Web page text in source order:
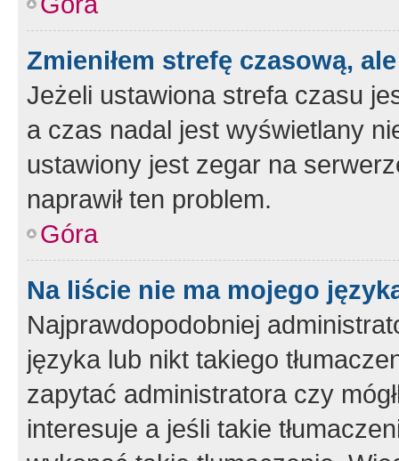
Zmieniłem strefę czasową,
Jeżeli ustawiona strefa czasu
a czas nadal jest wyświetlany
ustawiony jest zegar na
naprawił ten problem.
Góra
Na liście nie ma mojego
Najprawdopodobniej
języka lub nikt takiego
zapytać administratora czy
interesuje a jeśli takie